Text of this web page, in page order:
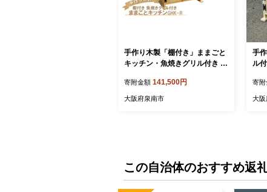
手作り木製「棚付き」ままごと
キッチン・魚焼きグリル付き G
寄附金額 141,500円
大阪府泉南市
手
ル
57
寄附
大阪
この自治体のおすすめ返